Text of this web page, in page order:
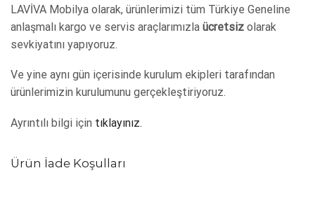
LAVİVA Mobilya olarak, ürünlerimizi tüm Türkiye Geneline
anlaşmalı kargo ve servis araçlarımızla ücretsiz olarak
sevkiyatını yapıyoruz.
Ve yine aynı gün içerisinde kurulum ekipleri tarafından
ürünlerimizin kurulumunu gerçekleştiriyoruz.
Ayrıntılı bilgi için tıklayınız.
Ürün İade Koşulları